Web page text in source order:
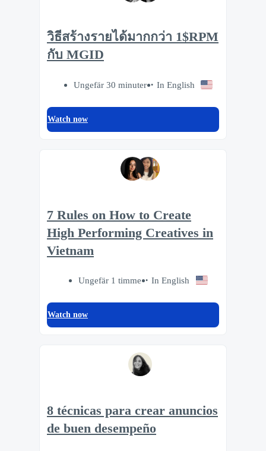
วิธีสร้างรายได้มากกว่า 1$RPM
กับ MGID
Ungefär 30 minuter In English
Watch now
7 Rules on How to Create
High Performing Creatives in
Vietnam
Ungefär 1 timme In English
Watch now
8 técnicas para crear anuncios
de buen desempeño